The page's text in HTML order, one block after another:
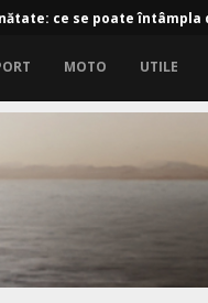
ce se poate întâmpla
MOTO UTILE